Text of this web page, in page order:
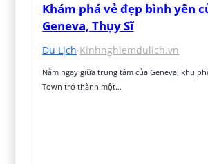
Khám phá vẻ đẹp bình yên
Geneva, Thụy Sĩ
Du Lịch·Kinhnghiemdulich.vn
Nằm ngay giữa trung tâm của Geneva, khu
Town trở thành một…